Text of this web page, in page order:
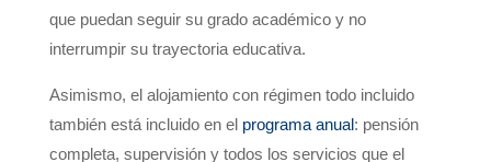
que puedan seguir su grado académico y no
interrumpir su trayectoria educativa.
Asimismo, el alojamiento con régimen todo incluido
también está incluido en el programa anual: pensión
completa, supervisión y todos los servicios que el